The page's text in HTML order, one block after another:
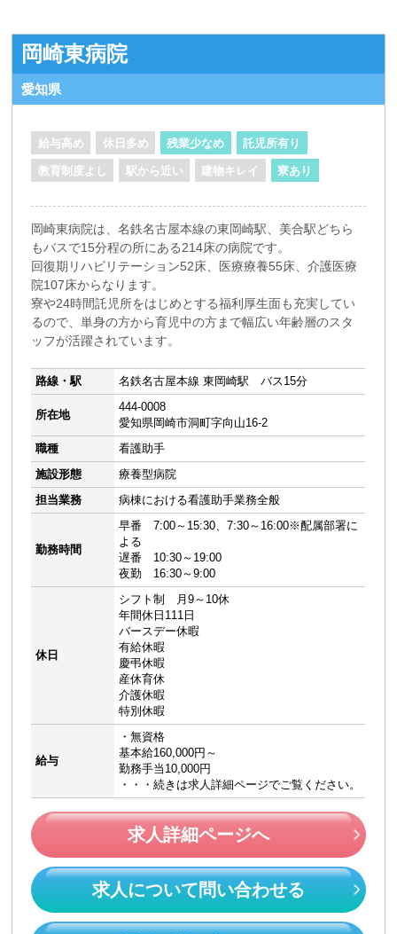
岡崎東病院
愛知県
給与高め 休日多め 残業少なめ 託児所有り
教育制度よし 駅から近い 建物キレイ 寮あり
岡崎東病院は、名鉄名古屋本線の東岡崎駅、美合駅どちら
もバスで15分程の所にある214床の病院です。
回復期リハビリテーション52床、医療療養55床、介護医療
院107床からなります。
寮や24時間託児所をはじめとする福利厚生面も充実してい
るので、単身の方から育児中の方まで幅広い年齢層のスタ
ッフが活躍されています。
路線・駅 名鉄名古屋本線 東岡崎駅 バス15分
所在地
444-0008
愛知県岡崎市洞町字向山16-2
職種
看護助手
施設形態
療養型病院
担当業務
病棟における看護助手業務全般
勤務時間
早番 7:00～15:30、7:30～16:00※配属部署に
よる
遅番 10:30～19:00
夜勤 16:30～9:00
休日
シフト制 月9～10休
年間休日111日
バースデー休暇
有給休暇
慶弔休暇
産休育休
介護休暇
特別休暇
給与
・無資格
基本給160,000円～
勤務手当10,000円
・・・続きは求人詳細ページでご覧ください。
求人詳細ページへ
求人について問い合わせる